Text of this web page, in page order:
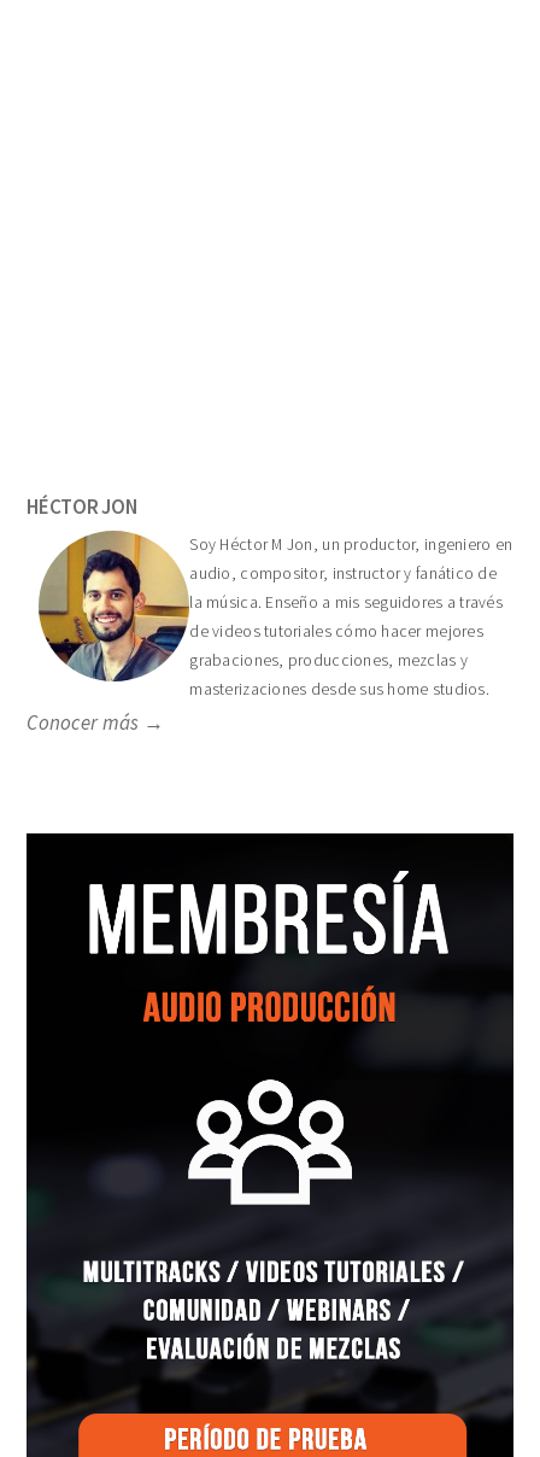
HÉCTOR JON
Soy Héctor M Jon, un productor, ingeniero en
audio, compositor, instructor y fanático de
la música. Enseño a mis seguidores a través
de videos tutoriales cómo hacer mejores
grabaciones, producciones, mezclas y
masterizaciones desde sus home studios.
Conocer más →